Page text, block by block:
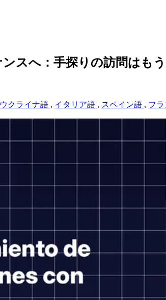
スへ：手探りの訪問はも
ウクライナ語 , イタリア語 , スペイン語 , フ